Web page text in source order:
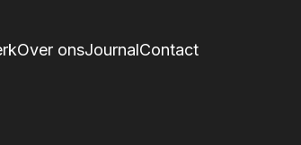
Over onsJournalContact